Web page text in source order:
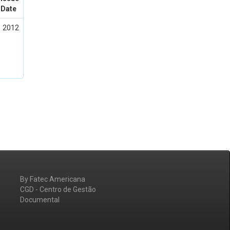
Date
2012
By Fatec Americana
CGD - Centro de Gestão
Documental